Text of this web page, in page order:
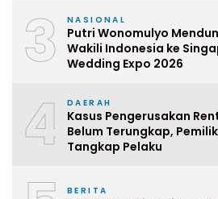
3 NASIONAL
Putri Wonomulyo
Wakili Indonesia ke
Wedding Expo 2026
4 DAERAH
Kasus Pengerusakan
Belum Terungkap,
Tangkap Pelaku
BERITA